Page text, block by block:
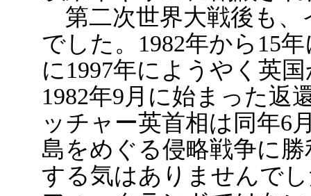
第二次世界大戦後も、
でした。1982年から15
に1997年にようやく英
1982年9月に始まった返
ッチャー英首相は同年6
島をめぐる侵略戦争に
する気はありませんで